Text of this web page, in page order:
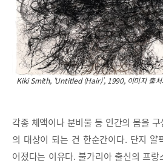
Kiki Smith, ‘Untitled (Hair)’, 1990, 이미지 출처
각종 체액이나 분비물 등 인간의 몸을
의 대상이 되는 건 한순간이다. 단지 얄
어졌다는 이유다. 불가리아 출신의 프